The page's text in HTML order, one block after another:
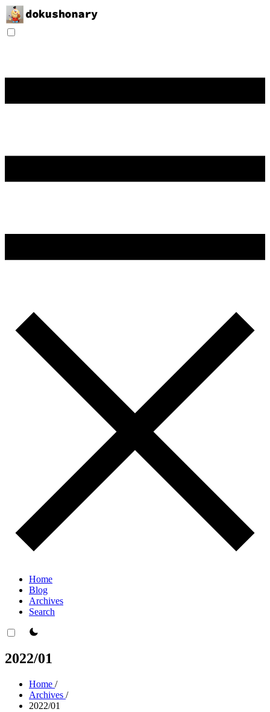
Home
Blog
Archives
Search
theme switcher
2022/01
Home /
Archives /
2022/01